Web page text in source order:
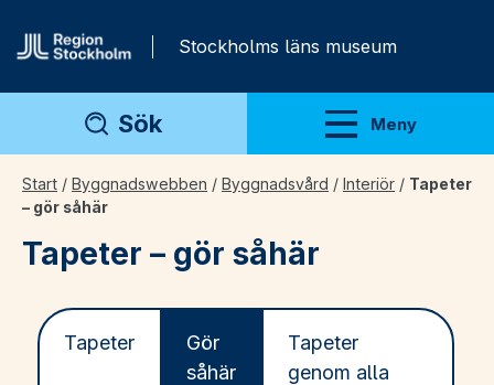
Stockholms läns museum
Sök Meny
Visa meny
Start / Byggnadswebben / Byggnadsvård / Interiör / Tapeter
– gör såhär
Tapeter – gör såhär
Tapeter
Gör
såhär
Tapeter
genom alla